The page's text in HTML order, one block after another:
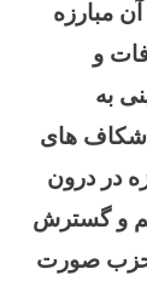
مبارزه
و
به
شکاف های
در درون
و گسترش
حزب صورت